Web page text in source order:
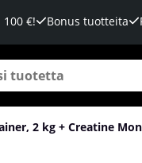
€! Bonus tuotteita
2 kg + Creatine